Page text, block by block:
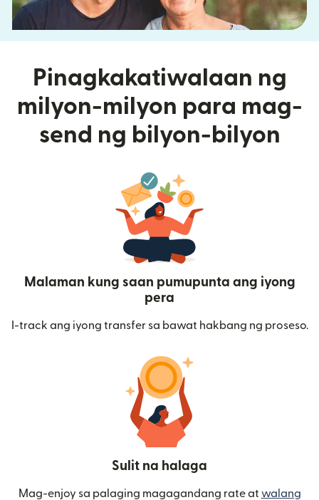
Pinagkakatiwalaan ng
milyon-milyon para mag-
send ng bilyon-bilyon
Malaman kung saan pumupunta ang iyong
pera
I-track ang iyong transfer sa bawat hakbang ng proseso.
Sulit na halaga
Mag-enjoy sa palaging magagandang rate at walang